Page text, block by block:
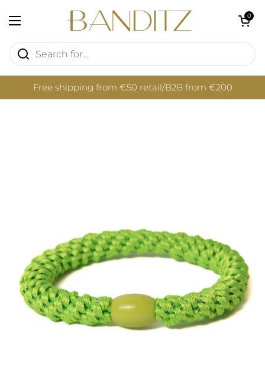
Open menu
Open cart
0
Free shipping from €50 retail/B2B from €200